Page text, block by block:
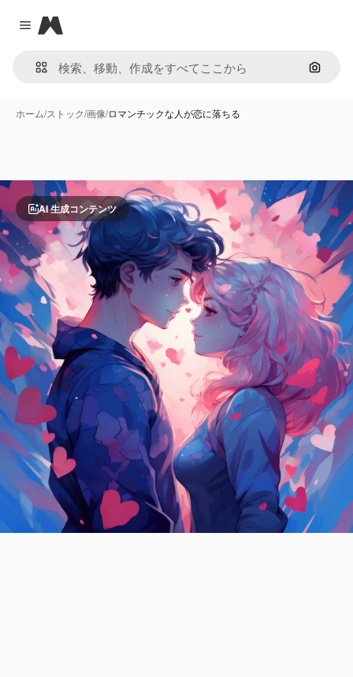
Close menu
Magnific
画像で
ホーム/ストック/画像/ロマンチックな人が恋に落ちる
AI 生成コンテンツ